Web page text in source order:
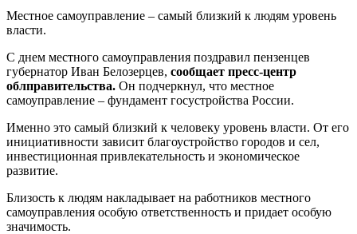
Местное самоуправление – самый близкий к людям уровень
власти.
С днем местного самоуправления поздравил пензенцев
губернатор Иван Белозерцев, сообщает пресс-центр
облправительства. Он подчеркнул, что местное
самоуправление – фундамент госустройства России.
Именно это самый близкий к человеку уровень власти. От его
инициативности зависит благоустройство городов и сел,
инвестиционная привлекательность и экономическое
развитие.
Близость к людям накладывает на работников местного
самоуправления особую ответственность и придает особую
значимость.